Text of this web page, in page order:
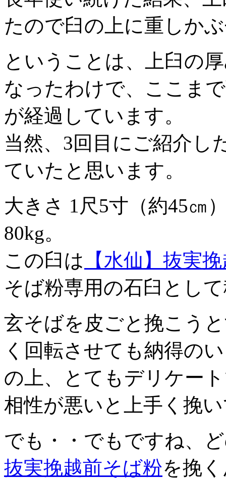
たので臼の上に重しか
ということは、上臼の
なったわけで、ここま
が経過しています。
当然、3回目にご紹介し
ていたと思います。
大きさ 1尺5寸（約45㎝
80kg。
この臼は 【水仙】抜実
そば粉専用の石臼とし
玄そばを皮ごと挽こう
く回転させても納得の
の上、とてもデリケー
相性が悪いと上手く挽
でも・・でもですね、
抜実挽越前そば粉を挽